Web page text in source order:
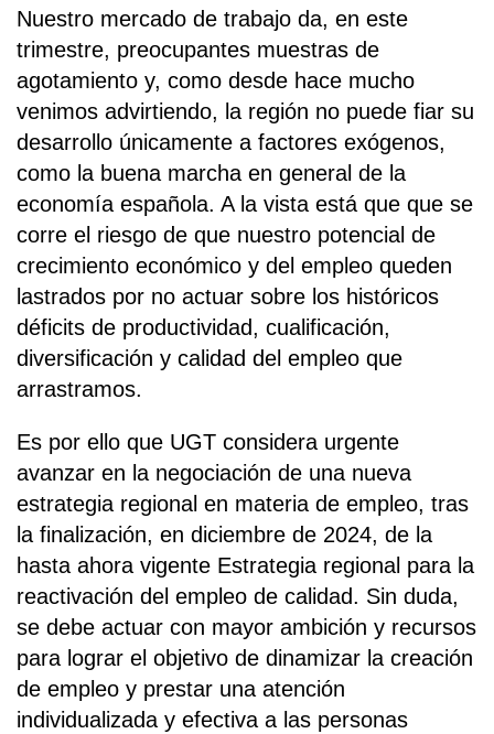
Nuestro mercado de trabajo da, en este
trimestre, preocupantes muestras de
agotamiento y, como desde hace mucho
venimos advirtiendo, la región no puede fiar su
desarrollo únicamente a factores exógenos,
como la buena marcha en general de la
economía española. A la vista está que que se
corre el riesgo de que nuestro potencial de
crecimiento económico y del empleo queden
lastrados por no actuar sobre los históricos
déficits de productividad, cualificación,
diversificación y calidad del empleo que
arrastramos.
Es por ello que UGT considera urgente
avanzar en la negociación de una nueva
estrategia regional en materia de empleo, tras
la finalización, en diciembre de 2024, de la
hasta ahora vigente Estrategia regional para la
reactivación del empleo de calidad. Sin duda,
se debe actuar con mayor ambición y recursos
para lograr el objetivo de dinamizar la creación
de empleo y prestar una atención
individualizada y efectiva a las personas